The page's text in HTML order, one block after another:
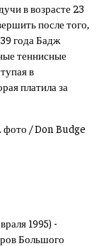
в возрасте 23
после того,
года Бадж
теннисные
в
платила за
1995) -
Большого